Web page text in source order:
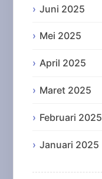
Juni 2025
Mei 2025
April 2025
Maret 2025
Februari 2025
Januari 2025